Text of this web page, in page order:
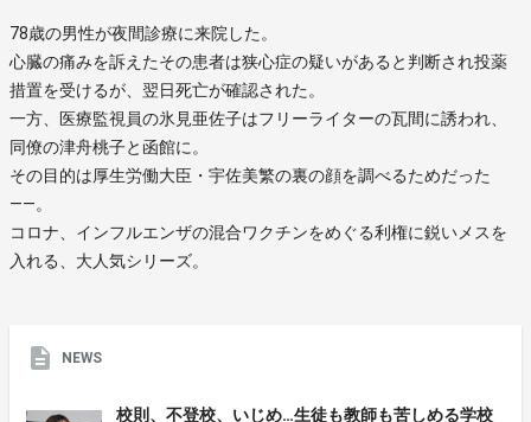
78歳の男性が夜間診療に来院した。
心臓の痛みを訴えたその患者は狭心症の疑いがあると判断され投薬
措置を受けるが、翌日死亡が確認された。
一方、医療監視員の氷見亜佐子はフリーライターの瓦間に誘われ、
同僚の津舟桃子と函館に。
その目的は厚生労働大臣・宇佐美繁の裏の顔を調べるためだった
――。
コロナ、インフルエンザの混合ワクチンをめぐる利権に鋭いメスを
入れる、大人気シリーズ。
NEWS
校則、不登校、いじめ…生徒も教師も苦しめる学校